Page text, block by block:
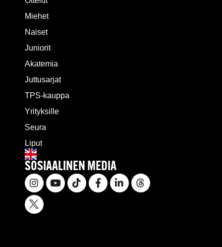
Miehet
Naiset
Juniorit
Akatemia
Juttusarjat
TPS-kauppa
Yrityksille
Seura
Liput
SOSIAALINEN MEDIA